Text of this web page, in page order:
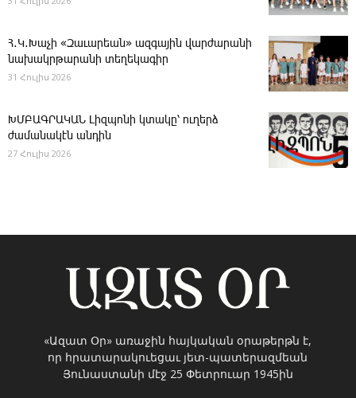
Հ․Կ․Խաչի «Զաւարեան» ազգային վարժարանի
նախակրթարանի տեղեկագիր
31 Հուլիս 2026
ԽՄԲԱԳՐԱԿԱՆ ­Լիզպոնի կտակը՝ ուղերձ
ժամանակէն անդին
27 Հուլիս 2026
«Ազատ Օր» առաջին հայկական օրաթերթն է,
որ հրատարակուեցաւ յետ-պատերազմեան
Յունաստանի մէջ 25 Փետրուար 1945ին